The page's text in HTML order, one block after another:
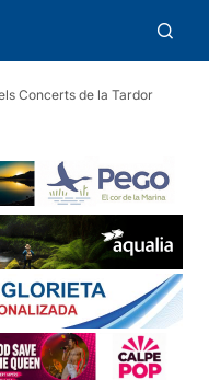
Concerts de la Tardor